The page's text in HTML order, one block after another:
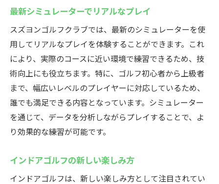
いつでも快適にゴルフを
天候を気にせずプレイ可能
室内での安定したゴルフ体験
雨の日でも楽しめるゴルフ
全天候型のゴルフクラブ
高崎での安心ゴルフライフ
初心者も安心！高崎のスズヨンゴルフクラヴィ
コード体験
初めてでも安心のサポート
初心者歓迎のインドアゴルフ
最新シミュレーターでリアルなプレイ
スズヨンゴルフクラブでは、最新のシミュレーターを使
用してリアルなプレイを体験することができます。これ
により、実際のコースに近い環境で練習できるため、技
術向上にも役立ちます。特に、ゴルフ初心者から上級者
まで、幅広いレベルのプレイヤーに対応しているため、
誰でも満足できる内容となっています。シミュレーター
を通じて、データを分析しながらプレイすることで、よ
り効果的な練習が可能です。
インドアゴルフの新しい楽しみ方
インドアゴルフは、新しい楽しみ方として注目されてい